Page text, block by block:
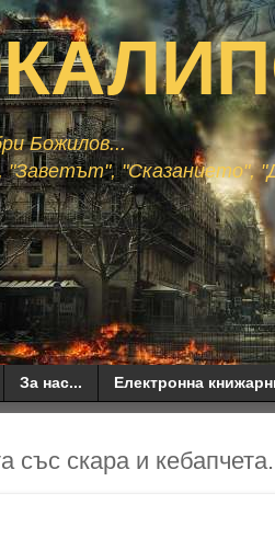
Божилов...
"Заветът", "Сказанието",
За нас... Електронна
със скара и